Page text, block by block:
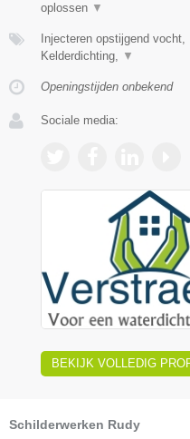
oplossen ▼
Injecteren opstijgend
Kelderdichting, ▼
Openingstijden onbekend
Sociale media:
BEKIJK VOLLEDIG
Schilderwerken Rudy